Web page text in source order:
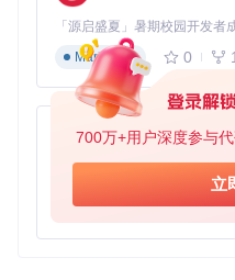
700万+用户深度参与
立
Markdown
0 1
py-xiaozhi
Python
0 1